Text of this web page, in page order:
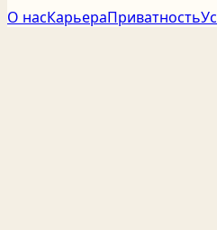
О насКарьераПриватность